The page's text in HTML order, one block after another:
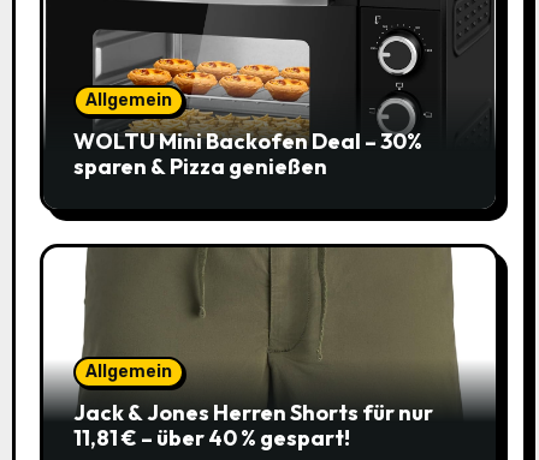
Allgemein
WOLTU Mini Backofen Deal – 30%
sparen & Pizza genießen
Allgemein
Jack & Jones Herren Shorts für nur
11,81 € – über 40 % gespart!